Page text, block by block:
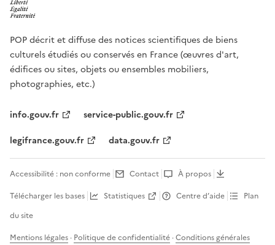
POP décrit et diffuse des notices scientifiques de biens
culturels étudiés ou conservés en France (œuvres d'art,
édifices ou sites, objets ou ensembles mobiliers,
photographies, etc.)
info.gouv.fr
service-public.gouv.fr
legifrance.gouv.fr
data.gouv.fr
Accessibilité : non conforme Contact
À propos
Télécharger les bases
Statistiques Centre d’aide
Plan
du site
Mentions légales · Politique de confidentialité ·Conditions générales